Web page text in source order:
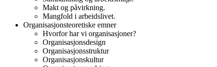
Makt og påvirkning.
Mangfold i arbeidslivet.
Organisasjonsteoretiske emner
Hvorfor har vi organisasjoner?
Organisasjonsdesign
Organisasjonsstruktur
Organisasjonskultur